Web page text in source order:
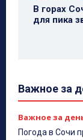
В горах
для пика
Важное за
Важное за
Погода в Сочи